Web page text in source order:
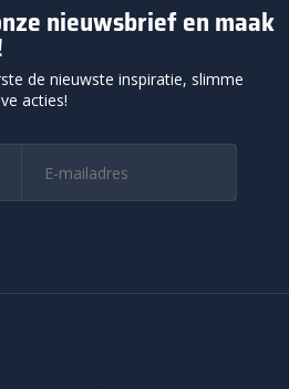
nieuwsbrief en maak
de nieuwste inspiratie, slimme
acties!